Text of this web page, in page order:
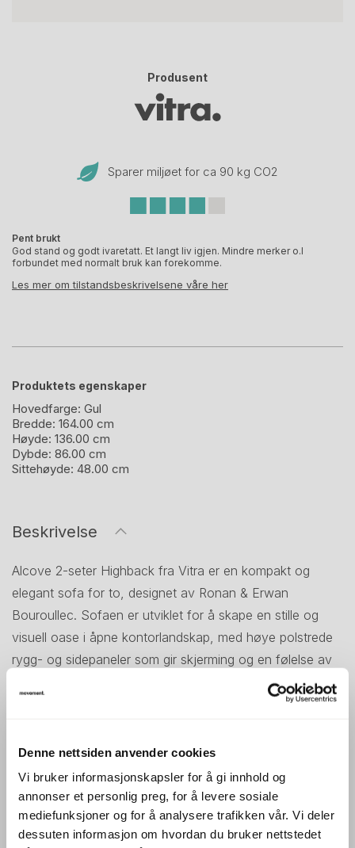
Denne nettsiden anvender cookies
Vi bruker informasjonskapsler for å gi innhold og
annonser et personlig preg, for å levere sosiale
mediefunksjoner og for å analysere trafikken vår. Vi deler
dessuten informasjon om hvordan du bruker nettstedet
Produsent
Sparer miljøet for ca 90 kg CO2
Pent brukt
God stand og godt ivaretatt. Et langt liv igjen. Mindre merker o.l
forbundet med normalt bruk kan forekomme.
Les mer om tilstandsbeskrivelsene våre her
Produktets egenskaper
Hovedfarge: Gul
Bredde: 164.00 cm
Høyde: 136.00 cm
Dybde: 86.00 cm
Sittehøyde: 48.00 cm
Beskrivelse
Alcove 2-seter Highback fra Vitra er en kompakt og
elegant sofa for to, designet av Ronan & Erwan
Bouroullec. Sofaen er utviklet for å skape en stille og
visuell oase i åpne kontorlandskap, med høye polstrede
rygg- og sidepaneler som gir skjerming og en følelse av
sørger for god sittekomfort – perfekt for uformelle møter,
korte pauser eller konsentrert arbeid. Alcove fungerer like
godt alene som i kombinasjon med andre moduler fra
serien.